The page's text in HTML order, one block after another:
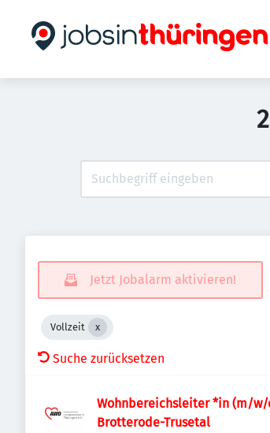
Jetzt Jobalarm aktivieren!
Vollzeit
Suche zurücksetzen
Wohnbereichsleiter *in (m/
Brotterode-Trusetal